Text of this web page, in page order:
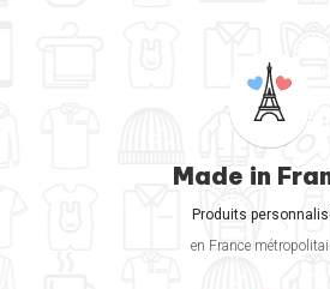
Made in
Produits
en France